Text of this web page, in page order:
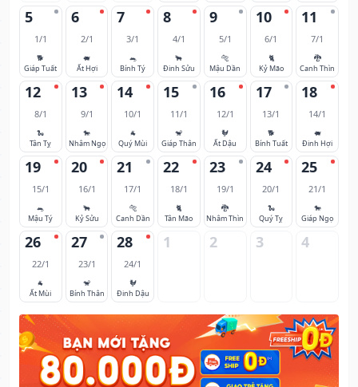
5
1/1
🐕
Giáp Tuất
6
2/1
🐖
Ất Hợi
7
3/1
🐀
Bính Tý
8
4/1
🐂
Đinh Sửu
9
5/1
🐅
Mậu Dần
10
6/1
🐈
Kỷ Mão
11
7/1
🐉
Canh Thìn
12
8/1
🐍
Tân Tỵ
13
9/1
🐎
Nhâm Ngọ
14
10/1
🐐
Quý Mùi
15
11/1
🐒
Giáp Thân
16
12/1
🐓
Ất Dậu
17
13/1
🐕
Bính Tuất
18
14/1
🐖
Đinh Hợi
19
15/1
🐀
Mậu Tý
20
16/1
🐂
Kỷ Sửu
21
17/1
🐅
Canh Dần
22
18/1
🐈
Tân Mão
23
19/1
🐉
Nhâm Thìn
24
20/1
🐍
Quý Tỵ
25
21/1
🐎
Giáp Ngọ
26
22/1
🐐
Ất Mùi
27
23/1
🐒
Bính Thân
28
24/1
🐓
Đinh Dậu
1 2 3 4